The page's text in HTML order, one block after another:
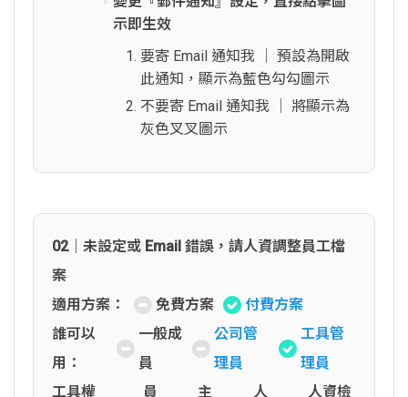
示即生效
要寄 Email 通知我 │ 預設為開啟
此通知，顯示為藍色勾勾圖示
不要寄 Email 通知我 │ 將顯示為
灰色叉叉圖示
02｜未設定或 Email 錯誤，請人資調整員工檔
案
適用方案：
免費方案
付費方案
誰可以
用：
一般成
員
公司管
理員
工具管
理員
工具權
員
主
人
人資檢